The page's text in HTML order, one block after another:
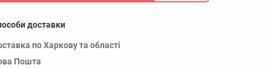
доставки
по Харкову та області
Пошта